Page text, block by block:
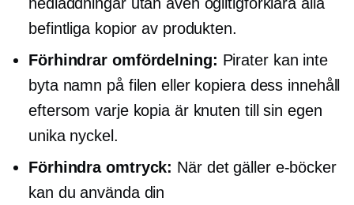
befintliga kopior av produkten.
Förhindrar omfördelning: Pirater kan inte
byta namn på filen eller kopiera dess innehåll
eftersom varje kopia är knuten till sin egen
unika nyckel.
Förhindra omtryck: När det gäller e-böcker
kan du använda din